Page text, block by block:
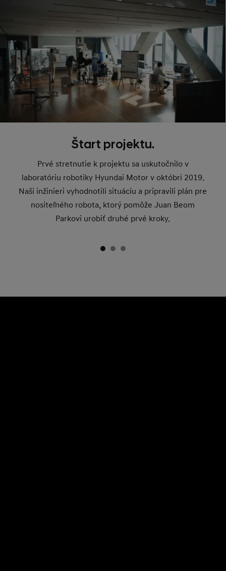
Štart projektu.
Prvé stretnutie k projektu sa uskutočnilo v
laboratóriu robotiky Hyundai Motor v októbri 2019.
Naši inžinieri vyhodnotili situáciu a pripravili plán pre
nositeľného robota, ktorý pomôže Juan Beom
Parkovi urobiť druhé prvé kroky.